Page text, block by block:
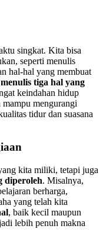
singkat. Kita bisa
seperti menulis
hal-hal yang membuat
tiga hal yang
keindahan hidup
mengurangi
tidur dan suasana
kita miliki, tetapi juga
diperoleh. Misalnya,
berharga,
yang telah kita
, baik kecil maupun
lebih penuh makna